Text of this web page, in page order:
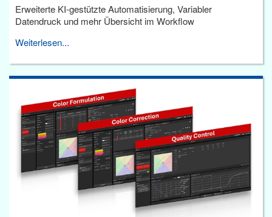
Erweiterte KI-gestützte Automatisierung, Variabler
Datendruck und mehr Übersicht im Workflow
Weiterlesen...